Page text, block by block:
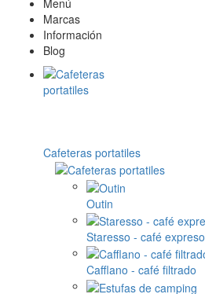
Menú
Marcas
Información
Blog
Cafeteras portatiles
Outin
Staresso - café expreso
Cafflano - café filtrado